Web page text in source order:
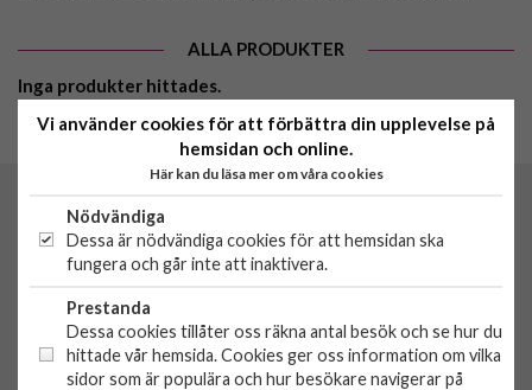
ALLA PRODUKTER
Inga produkter hittades.
C/O Lowwi AB
Morabergsvägen 8
15242 Södertälje
HANDLA
Vi använder cookies för att förbättra din upplevelse på
hemsidan och online.
Här kan du läsa mer om våra cookies
Nödvändiga
Dessa är nödvändiga cookies för att hemsidan ska
fungera och går inte att inaktivera.
Prestanda
Dessa cookies tillåter oss räkna antal besök och se hur du
hittade vår hemsida. Cookies ger oss information om vilka
sidor som är populära och hur besökare navigerar på